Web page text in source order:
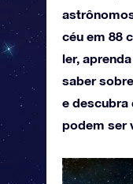
céu em 88
ler,
saber
e descubra
podem ser